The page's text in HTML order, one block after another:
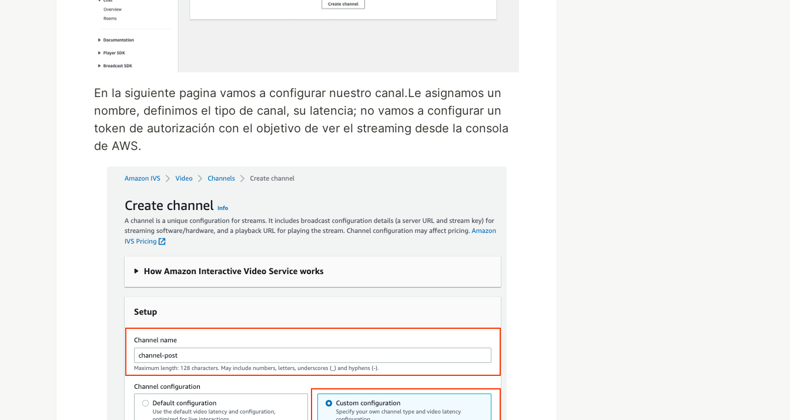
En la siguiente pagina vamos a configurar nuestro canal.Le asignamos un
nombre, definimos el tipo de canal, su latencia; no vamos a configurar un
token de autorización con el objetivo de ver el streaming desde la consola
de AWS.